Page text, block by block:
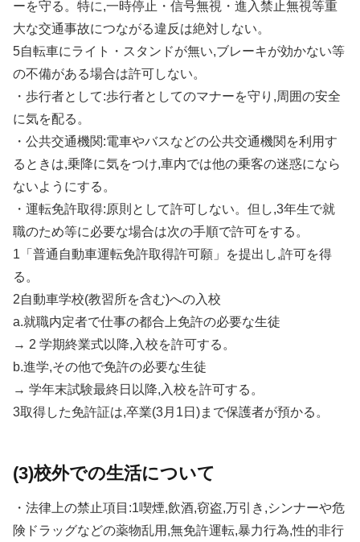
ーを守る。特に,一時停止・信号無視・進入禁止無視等重
大な交通事故につながる違反は絶対しない。
5自転車にライト・スタンドが無い,ブレーキが効かない等
の不備がある場合は許可しない。
・歩行者として:歩行者としてのマナーを守り,周囲の安全
に気を配る。
・公共交通機関:電車やバスなどの公共交通機関を利用す
るときは,乗降に気をつけ,車内では他の乗客の迷惑になら
ないようにする。
・運転免許取得:原則として許可しない。但し,3年生で就
職のため等に必要な場合は次の手順で許可をする。
1「普通自動車運転免許取得許可願」を提出し,許可を得
る。
2自動車学校(教習所を含む)への入校
a.就職内定者で仕事の都合上免許の必要な生徒
→ 2 学期終業式以降,入校を許可する。
b.進学,その他で免許の必要な生徒
→ 学年末試験最終日以降,入校を許可する。
3取得した免許証は,卒業(3月1日)まで保護者が預かる。
(3)校外での生活について
・法律上の禁止項目:1喫煙,飲酒,窃盗,万引き,シンナーや危
険ドラッグなどの薬物乱用,無免許運転,暴力行為,性的非行